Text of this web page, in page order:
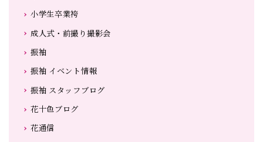
小学生卒業袴
成人式・前撮り撮影会
振袖
振袖 イベント情報
振袖 スタッフブログ
花十色ブログ
花通信